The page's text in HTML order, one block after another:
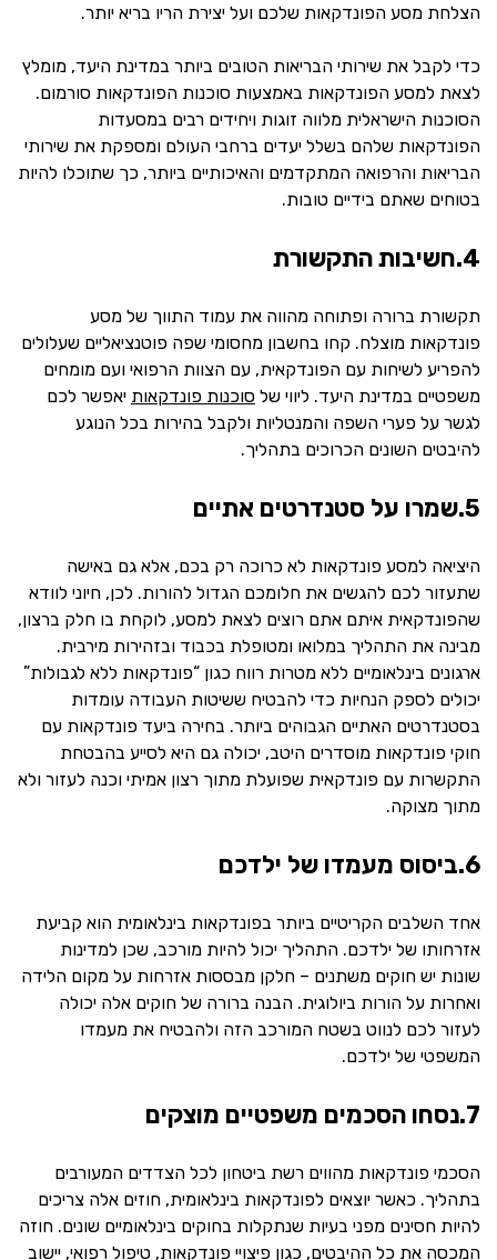
הצלחת מסע הפונדקאות שלכם ועל יצירת הריו בריא יותר.
כדי לקבל את שירותי הבריאות הטובים ביותר במדינת היעד, מומלץ
לצאת למסע הפונדקאות באמצעות סוכנות הפונדקאות סורמום.
הסוכנות הישראלית מלווה זוגות ויחידים רבים במסעדות
הפונדקאות שלהם בשלל יעדים ברחבי העולם ומספקת את שירותי
הבריאות והרפואה המתקדמים והאיכותיים ביותר, כך שתוכלו להיות
בטוחים שאתם בידיים טובות.
4.חשיבות התקשורת
תקשורת ברורה ופתוחה מהווה את עמוד התווך של מסע
פונדקאות מוצלח. קחו בחשבון מחסומי שפה פוטנציאליים שעלולים
להפריע לשיחות עם הפונדקאית, עם הצוות הרפואי ועם מומחים
משפטיים במדינת היעד. ליווי של סוכנות פונדקאות יאפשר לכם
לגשר על פערי השפה והמנטליות ולקבל בהירות בכל הנוגע
להיבטים השונים הכרוכים בתהליך.
5.שמרו על סטנדרטים אתיים
היציאה למסע פונדקאות לא כרוכה רק בכם, אלא גם באישה
שתעזור לכם להגשים את חלומכם הגדול להורות. לכן, חיוני לוודא
שהפונדקאית איתם אתם רוצים לצאת למסע, לוקחת בו חלק ברצון,
מבינה את התהליך במלואו ומטופלת בכבוד ובזהירות מירבית.
ארגונים בינלאומיים ללא מטרות רווח כגון “פונדקאות ללא לגבולות”
יכולים לספק הנחיות כדי להבטיח ששיטות העבודה עומדות
בסטנדרטים האתיים הגבוהים ביותר. בחירה ביעד פונדקאות עם
חוקי פונדקאות מוסדרים היטב, יכולה גם היא לסייע בהבטחת
התקשרות עם פונדקאית שפועלת מתוך רצון אמיתי וכנה לעזור ולא
מתוך מצוקה.
6.ביסוס מעמדו של ילדכם
אחד השלבים הקריטיים ביותר בפונדקאות בינלאומית הוא קביעת
אזרחותו של ילדכם. התהליך יכול להיות מורכב, שכן למדינות
שונות יש חוקים משתנים – חלקן מבססות אזרחות על מקום הלידה
ואחרות על הורות ביולוגית. הבנה ברורה של חוקים אלה יכולה
לעזור לכם לנווט בשטח המורכב הזה ולהבטיח את מעמדו
המשפטי של ילדכם.
7.נסחו הסכמים משפטיים מוצקים
הסכמי פונדקאות מהווים רשת ביטחון לכל הצדדים המעורבים
בתהליך. כאשר יוצאים לפונדקאות בינלאומית, חוזים אלה צריכים
להיות חסינים מפני בעיות שנתקלות בחוקים בינלאומיים שונים. חוזה
המכסה את כל ההיבטים, כגון פיצויי פונדקאות, טיפול רפואי, יישוב